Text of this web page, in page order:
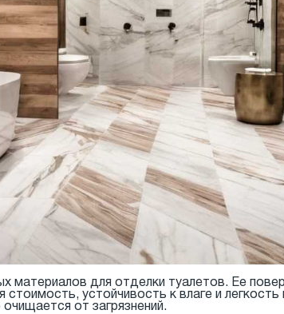
материалов для отделки туалетов. Ее
устойчивость к влаге и
от загрязнений.